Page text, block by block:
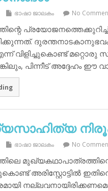
ഭാഷാ ജാലകം No
വിളിച്ചുകൊണ്ട് മറ്റൊരു
പിന്നീട് അദ്ദേഹം ഈ
ഭാഷാ ജാലകം No
അരിസ്റ്റോട്ടില്‍